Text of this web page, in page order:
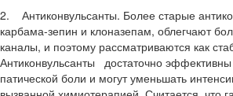
2. Антиконвульсанты. Более старые
карбама-зепин и клоназепам, облегчают
каналы, и поэтому рассматриваются как
Антиконвульсанты доста­точно
патической боли и могут уменьшать